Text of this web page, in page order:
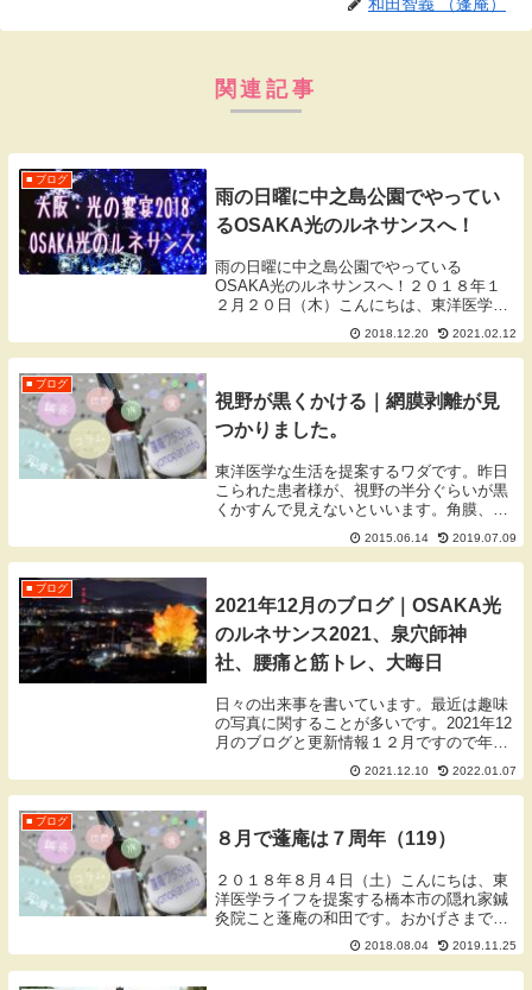
和田智義 （蓬庵）
関連記事
■ ブログ
雨の日曜に中之島公園でやってい
るOSAKA光のルネサンスへ！
雨の日曜に中之島公園でやっている
OSAKA光のルネサンスへ！２０１８年１
２月２０日（木）こんにちは、東洋医学ラ
イフを提案する橋本市の隠れ家鍼灸院こと
蓬庵の和田です。先日の日曜日（12月16
日）に大阪・光の饗宴2018のコアプログラ
2018.12.20 2021.02.12
■ ブログ
視野が黒くかける｜網膜剥離が見
つかりました。
東洋医学な生活を提案するワダです。昨日
こられた患者様が、視野の半分ぐらいが黒
くかすんで見えないといいます。角膜、眼
のレンズである水晶体、中にある硝子体、
光を感じる神経がある網膜、このいずれか
にトラブルがあると見えなくなりますし、
2015.06.14 2019.07.09
■ ブログ
2021年12月のブログ｜OSAKA光
のルネサンス2021、泉穴師神
社、腰痛と筋トレ、大晦日
日々の出来事を書いています。最近は趣味
の写真に関することが多いです。2021年12
月のブログと更新情報１２月ですので年の
瀬を感じる話題が多くなってきました。御
堂筋や中之島の綺麗なイルミネーションの
写真も投稿しています。あっという間の１
2021.12.10 2022.01.07
■ ブログ
８月で蓬庵は７周年（119）
２０１８年８月４日（土）こんにちは、東
洋医学ライフを提案する橋本市の隠れ家鍼
灸院こと蓬庵の和田です。おかげさまで蓬
庵は８月で７周年をむかえることができま
した。いつも応援ありがとうございます。
これからもより良い施術をできるように頑
2018.08.04 2019.11.25